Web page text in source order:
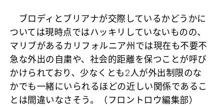
ブロディとブリアナが交際しているかどうかに
ついては現時点ではハッキリしていないものの、
マリブがあるカリフォルニア州では現在も不要不
急な外出の自粛や、社会的距離を保つことが呼び
かけられており、少なくとも2人が外出制限のな
かでも一緒にいられるほどの近しい関係であるこ
とは間違いなさそう。（フロントロウ編集部）